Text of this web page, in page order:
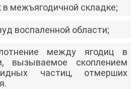
в межъягодичной складке;
воспаленной области;
между ягодиц в
вызываемое скоплением
частиц, отмерших